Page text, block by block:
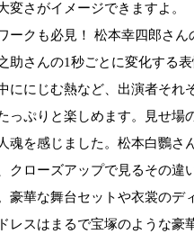
変さがイメージできますよ。
ークも必見！ 松本幸四郎さん
助さんの1秒ごとに変化する
ににじむ熱など、出演者それ
っぷりと楽しめます。見せ場
魂を感じました。松本白鸚さ
クローズアップで見るその違
豪華な舞台セットや衣裳のデ
レスはまるで宝塚のような豪